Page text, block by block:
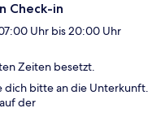
Check-in
Uhr bis 20:00 Uhr
Zeiten besetzt.
dich bitte an die Unterkunft.
der